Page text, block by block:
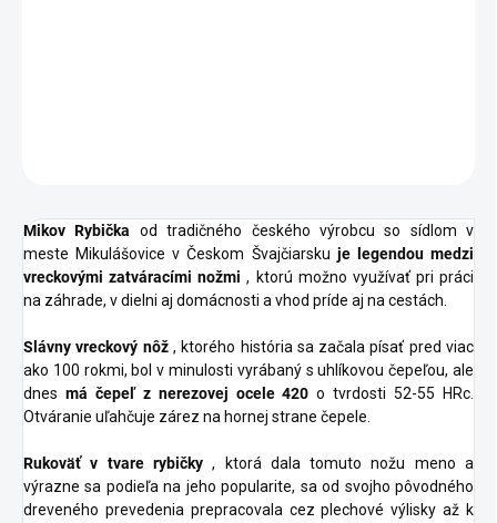
Mikov Rybička od tradičného českého výrobcu so sídlom v
meste Mikulášovice v Českom Švajčiarsku je legendou medzi
vreckovými zatváracími nožmi , ktorú možno využívať pri práci
na záhrade, v dielni aj domácnosti a vhod príde aj na cestách.
Slávny vreckový nôž, ktorého história sa začala písať pred viac
ako 100 rokmi, bol v minulosti vyrábaný s uhlíkovou čepeľou, ale
dnes má čepeľ z nerezovej ocele 420 o tvrdosti 52-55 HRc.
Otváranie uľahčuje zárez na hornej strane čepele.
Rukoväť v tvare rybičky, ktorá dala tomuto nožu meno a
výrazne sa podieľa na jeho popularite, sa od svojho pôvodného
dreveného prevedenia prepracovala cez plechové výlisky až k